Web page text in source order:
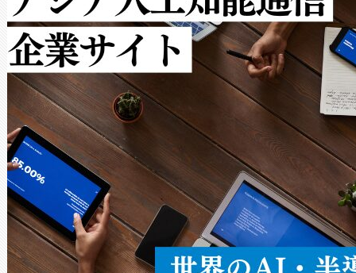
ルの変電所周囲を監視でき、
作業と点群処理を簡素化でき
Avia 2は、2種類のFOVオプシ
× 80°のノーマルモード、長
ードを切り替えて使用するこ
ることなく、単一のデバイス
うにします。遠距離まで届く
密度なスキャ […]